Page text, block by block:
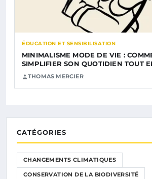
ÉDUCATION ET SENSIBILISATION
MINIMALISME MODE DE VIE :
SIMPLIFIER SON QUOTIDIEN TOUT
THOMAS MERCIER
CATÉGORIES
CHANGEMENTS CLIMATIQUES
CONSERVATION DE LA BIODIVERSITÉ